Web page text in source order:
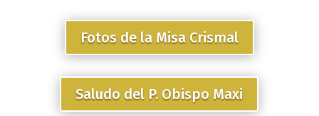
Fotos de la Misa Crismal
Saludo del P. Obispo Maxi